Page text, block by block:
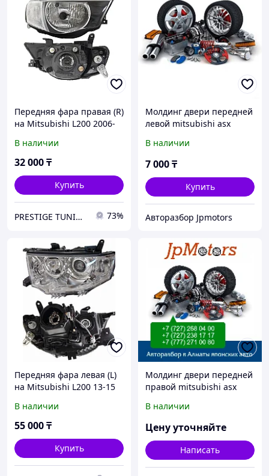
Передняя фара правая (R)
на Mitsubishi L200 2006-
В наличии
32 000₸
Купить
PRESTIGE TUNING 73%
Молдинг двери передней
левой mitsubishi asx
В наличии
7 000₸
Купить
Авторазбор Jpmotors
Передняя фара левая (L)
на Mitsubishi L200 13-15
электрокорректором (SAT)
В наличии
55 000₸
Купить
Молдинг двери передней
правой mitsubishi asx
В наличии
Цену уточняйте
Написать